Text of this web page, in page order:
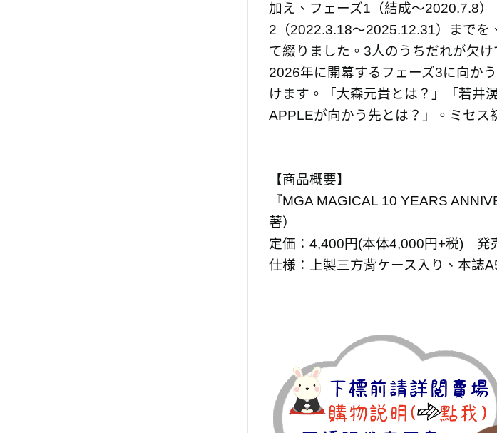
加え、フェーズ1（結成〜2020.7.8
2（2022.3.18〜2025.12.31）までを
て綴りました。3人のうちだれが欠
2026年に開幕するフェーズ3に向か
けます。「大森元貴とは？」「若井
APPLEが向かう先とは？」。ミセス
【商品概要】
『MGA MAGICAL 10 YEARS
著）
定価：4,400円(本体4,000円+税) 発
仕様：上製三方背ケース入り、本